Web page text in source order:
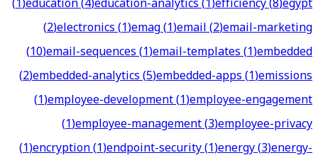
(2)electronics(1)emag(1)email(2)email-marketing
(10)email-sequences(1)email-templates(1)embedded
(2)embedded-analytics(5)embedded-apps(1)emissions
(1)employee-development(1)employee-engagement
(1)employee-management(3)employee-privacy
(1)encryption(1)endpoint-security(1)energy(3)energy-